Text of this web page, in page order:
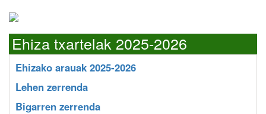
Ehiza txartelak 2025-2026
Ehizako arauak 2025-2026
Lehen zerrenda
Bigarren zerrenda